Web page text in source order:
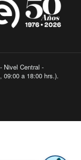
Nivel Central -
09:00 a 18:00 hrs.).